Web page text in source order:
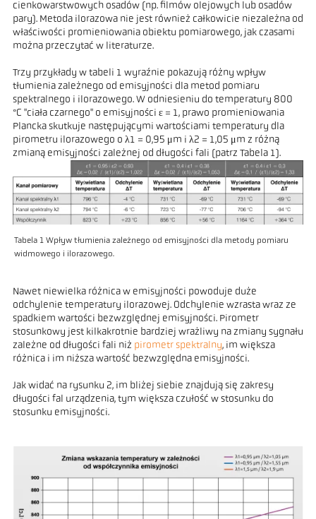
cienkowarstwowych osadów (np. filmów olejowych lub osadów
pary). Metoda ilorazowa nie jest również całkowicie niezależna od
właściwości promieniowania obiektu pomiarowego, jak czasami
można przeczytać w literaturze.
Trzy przykłady w tabeli 1 wyraźnie pokazują różny wpływ
tłumienia zależnego od emisyjności dla metod pomiaru
spektralnego i ilorazowego. W odniesieniu do temperatury 800
°C "ciała czarnego" o emisyjności ε = 1, prawo promieniowania
Plancka skutkuje następującymi wartościami temperatury dla
pirometru ilorazowego o λ1 = 0,95 μm i λ2 = 1,05 μm z różną
zmianą emisyjności zależnej od długości fali (patrz Tabela 1).
Tabela 1 Wpływ tłumienia zależnego od emisyjności dla metody pomiaru
widmowego i ilorazowego.
Nawet niewielka różnica w emisyjności powoduje duże
odchylenie temperatury ilorazowej. Odchylenie wzrasta wraz ze
spadkiem wartości bezwzględnej emisyjności. Pirometr
stosunkowy jest kilkakrotnie bardziej wrażliwy na zmiany sygnału
zależne od długości fali niż pirometr spektralny, im większa
różnica i im niższa wartość bezwzględna emisyjności.
Jak widać na rysunku 2, im bliżej siebie znajdują się zakresy
długości fal urządzenia, tym większa czułość w stosunku do
stosunku emisyjności.